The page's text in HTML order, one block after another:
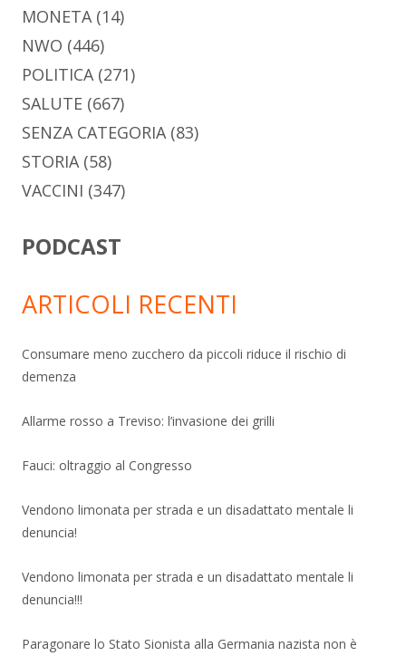
MONETA(14)
NWO (446)
POLITICA(271)
SALUTE (667)
SENZA CATEGORIA(83)
STORIA(58)
VACCINI (347)
PODCAST
ARTICOLI RECENTI
Consumare meno zucchero da piccoli riduce il rischio di
demenza
Allarme rosso a Treviso: l’invasione dei grilli
Fauci: oltraggio al Congresso
Vendono limonata per strada e un disadattato mentale li
denuncia!
Vendono limonata per strada e un disadattato mentale li
denuncia!!!
Paragonare lo Stato Sionista alla Germania nazista non è